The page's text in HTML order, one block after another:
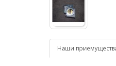
Наши